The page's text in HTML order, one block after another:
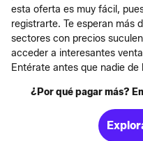
esta oferta es muy fácil,
registrarte. Te esperan más
sectores con precios
acceder a interesantes
Entérate antes que nadie
¿Por qué pagar más?